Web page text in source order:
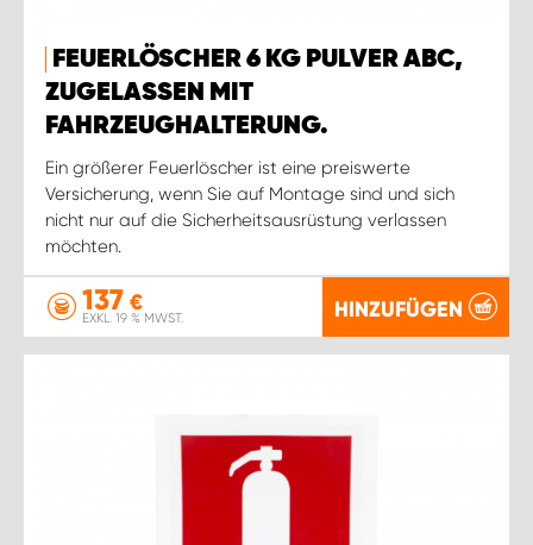
FEUERLÖSCHER 6 KG PULVER ABC,
ZUGELASSEN MIT
FAHRZEUGHALTERUNG.
Ein größerer Feuerlöscher ist eine preiswerte
Versicherung, wenn Sie auf Montage sind und sich
nicht nur auf die Sicherheitsausrüstung verlassen
möchten.
137 €
EXKL. 19 % MWST. HINZUFÜGEN